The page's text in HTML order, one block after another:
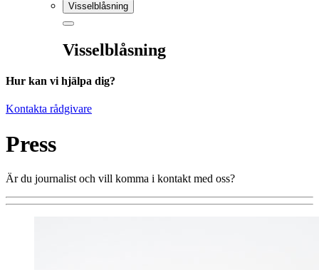
Visselblåsning
Visselblåsning
Hur kan vi hjälpa dig?
Kontakta rådgivare
Press
Är du journalist och vill komma i kontakt med oss?